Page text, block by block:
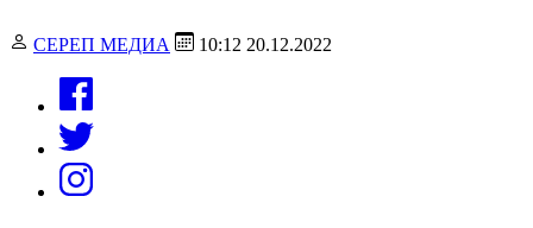
СЕРЕП МЕДИА 10:12 20.12.2022